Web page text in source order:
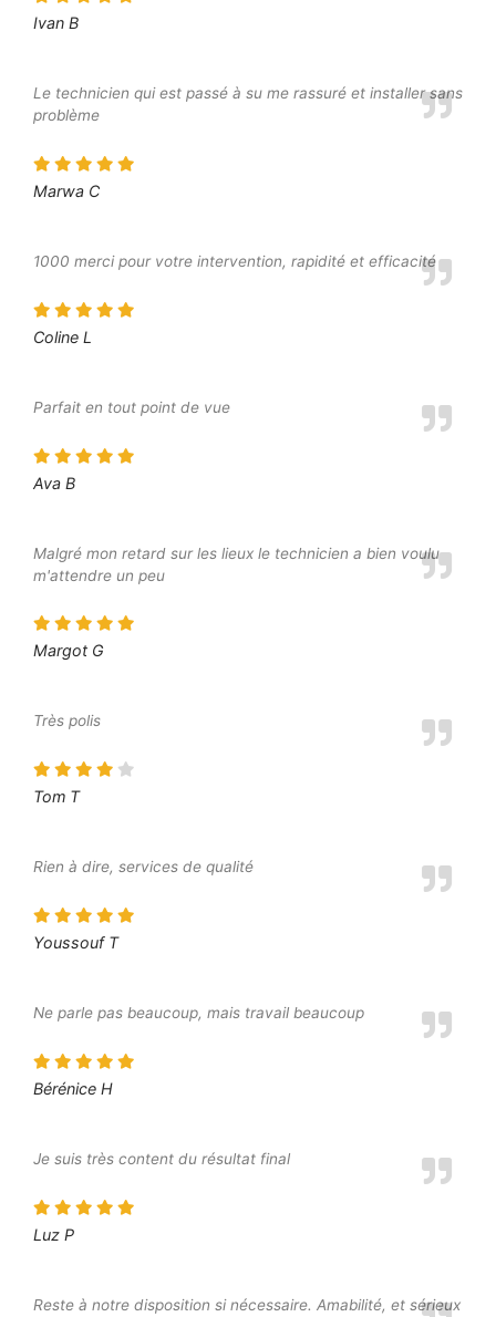
Ivan B
Le technicien qui est passé à su me rassuré et installer sans
problème
Marwa C
1000 merci pour votre intervention, rapidité et efficacité
Coline L
Parfait en tout point de vue
Ava B
Malgré mon retard sur les lieux le technicien a bien voulu
m'attendre un peu
Margot G
Très polis
Tom T
Rien à dire, services de qualité
Youssouf T
Ne parle pas beaucoup, mais travail beaucoup
Bérénice H
Je suis très content du résultat final
Luz P
Reste à notre disposition si nécessaire. Amabilité, et sérieux